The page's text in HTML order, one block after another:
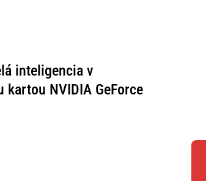
inteligencia v
NVIDIA GeForce